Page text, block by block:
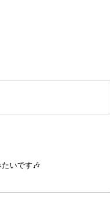
いです🎶